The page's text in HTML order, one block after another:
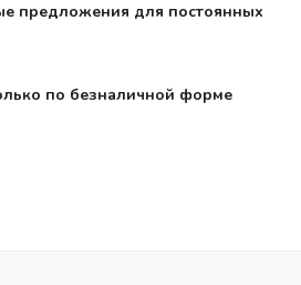
предложения для постоянных
по безналичной форме